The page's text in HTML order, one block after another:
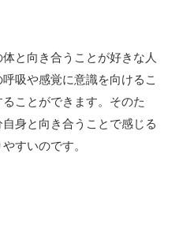
と向き合うことが好きな人
吸や感覚に意識を向けるこ
ことができます。そのた
身と向き合うことで感じる
すいのです。